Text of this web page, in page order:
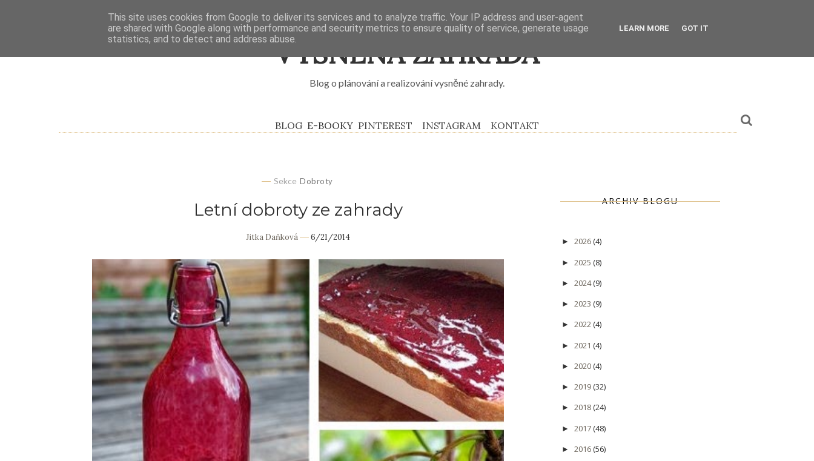
VYSNĚNÁ ZAHRADA
Blog o plánování a realizování vysněné zahrady.
BLOG E-BOOKY PINTEREST INSTAGRAM KONTAKT
Sekce Dobroty
Letní dobroty ze zahrady
Jitka Daňková 6/21/2014
ARCHIV BLOGU
► 2026(4)
► 2025 (8)
► 2024(9)
► 2023 (9)
► 2022(4)
► 2021 (4)
► 2020(4)
► 2019(32)
► 2018(24)
► 2017(48)
► 2016(56)
This site uses cookies from Google to deliver its services and to analyze traffic. Your IP address and user-agent
are shared with Google along with performance and security metrics to ensure quality of service, generate usage
statistics, and to detect and address abuse.
LEARN MORE GOT IT